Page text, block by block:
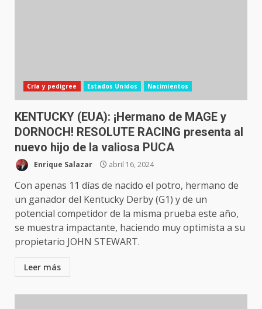
Cría y pedigree Estados Unidos Nacimientos
KENTUCKY (EUA): ¡Hermano de MAGE y
DORNOCH! RESOLUTE RACING presenta al
nuevo hijo de la valiosa PUCA
Enrique Salazar abril 16, 2024
Con apenas 11 días de nacido el potro, hermano de
un ganador del Kentucky Derby (G1) y de un
potencial competidor de la misma prueba este año,
se muestra impactante, haciendo muy optimista a su
propietario JOHN STEWART.
Leer más